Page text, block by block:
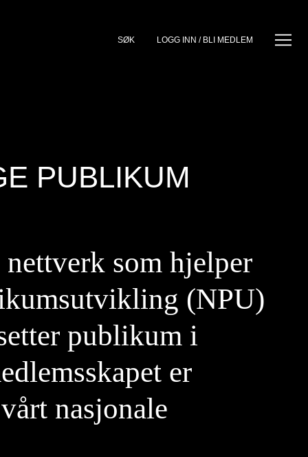
SØK LOGG INN / BLI MEDLEM
PUBLIKUM
som hjelper
(NPU)
publikum i
er
nasjonale